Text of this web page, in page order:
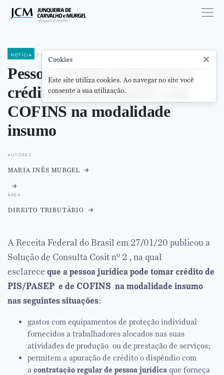
notícia 7 de fevereiro de 2020
Pessoa Jurídica pode tomar
crédito de PIS/PASEP e de
COFINS na modalidade
insumo
autores
maria inês murgel
área
direito tributário
A Receita Federal do Brasil em 27/01/20 publicou a
Solução de Consulta Cosit nº 2 , na qual
esclarece que a pessoa jurídica pode tomar crédito de
PIS/PASEP e de COFINS na modalidade insumo
nas seguintes situações:
gastos com equipamentos de proteção individual
fornecidos a trabalhadores alocados nas suas
atividades de produção ou de prestação de serviços;
permitem a apuração de crédito o dispêndio com
a contratação regular de pessoa jurídica que forneça
Cookies ×
Este site utiliza cookies. Ao navegar no site você
consente a sua utilização.